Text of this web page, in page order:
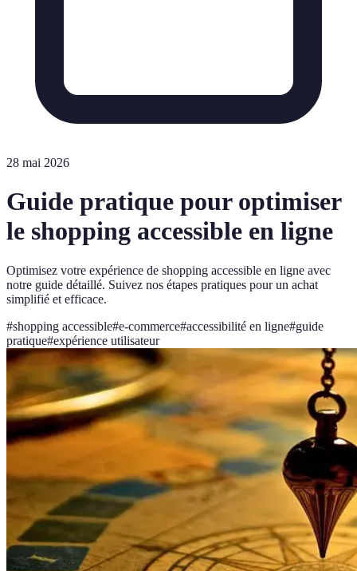
28 mai 2026
Guide pratique pour optimiser
le shopping accessible en ligne
Optimisez votre expérience de shopping accessible en ligne avec
notre guide détaillé. Suivez nos étapes pratiques pour un achat
simplifié et efficace.
#shopping accessible#e-commerce#accessibilité en ligne#guide
pratique#expérience utilisateur